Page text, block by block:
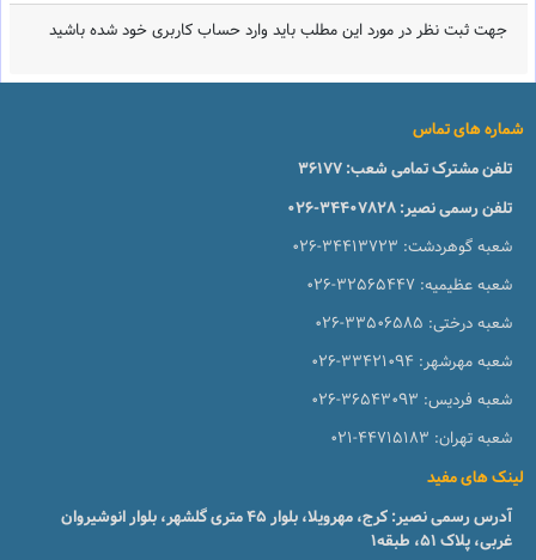
جهت ثبت نظر در مورد این مطلب باید وارد حساب کاربری خود شده باشید
شماره های تماس
تلفن مشترک تمامی شعب:36177
تلفن رسمی نصیر:026-34407828
شعبه گوهردشت: 026-34413723
شعبه عظیمیه: 026-32565447
شعبه درختی: 026-33506585
شعبه مهرشهر: 026-33421094
شعبه فردیس: 026-36543093
شعبه تهران: 021-44715183
لینک های مفید
آدرس رسمی نصیر: کرج، مهرویلا، بلوار 45 متری گلشهر، بلوار انوشیروان
غربی، پلاک 51، طبقه1